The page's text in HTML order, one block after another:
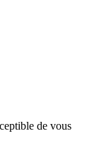
de vous